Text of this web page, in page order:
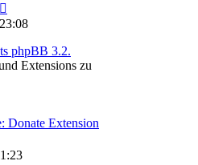
Beitrag
phpBB 3.2.
Extensions zu
Donate Extension